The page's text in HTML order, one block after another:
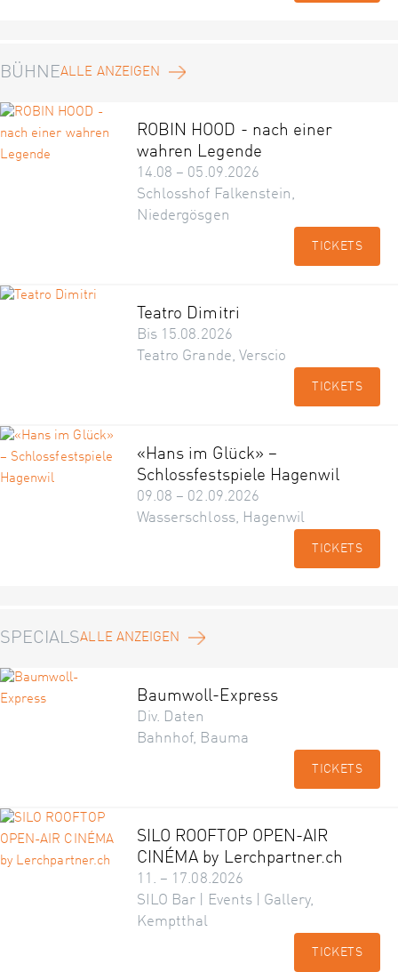
BÜHNEALLE ANZEIGEN
ROBIN HOOD - nach einer
wahren Legende
14.08 – 05.09.2026
Schlosshof Falkenstein,
Niedergösgen
TICKETS
Teatro Dimitri
Bis 15.08.2026
Teatro Grande, Verscio
TICKETS
«Hans im Glück» –
Schlossfestspiele Hagenwil
09.08 – 02.09.2026
Wasserschloss, Hagenwil
TICKETS
SPECIALSALLE ANZEIGEN
Baumwoll-Express
Div. Daten
Bahnhof, Bauma
TICKETS
SILO ROOFTOP OPEN-AIR
CINÉMA by Lerchpartner.ch
11. – 17.08.2026
SILO Bar | Events | Gallery,
Kemptthal
TICKETS